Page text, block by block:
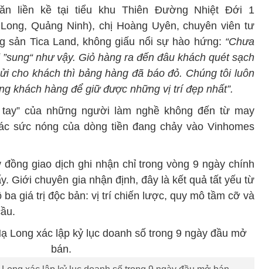
liền kề tại tiểu khu Thiên Đường Nhiệt Đới 1
Quảng Ninh), chị Hoàng Uyên, chuyên viên tư
sản Tica Land, không giấu nổi sự hào hứng: “Chưa
như vậy. Giỏ hàng ra đến đâu khách quét sạch
cho khách thì bảng hàng đã báo đỏ. Chúng tôi luôn
khách hàng để giữ được những vị trí đẹp nhất”.
của những người làm nghề không đến từ may
sức nóng của dòng tiền đang chảy vào Vinhomes
giao dịch ghi nhận chỉ trong vòng 9 ngày chính
Giới chuyên gia nhận định, đây là kết quả tất yếu từ
ba giá trị độc bản: vị trí chiến lược, quy mô tầm cỡ và